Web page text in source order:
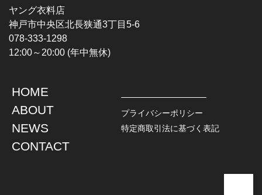
HARDCORE / PUNK
PROGLESSIVE ROCK
POPS
SOUL / R&B
CHAMPION
TOPS
L / S SHIRT
S / S SHIRT
HAWAIIAN SHIRT
JACKET
DENIM
LEATHER
ヤング衣料店
神戸市中央区北長狭通3丁目5-6
078-333-1298
12:00～20:00 (年中無休)
HOME
ABOUT
NEWS
CONTACT
プライバシーポリシー
特定商取引法に基づく表記